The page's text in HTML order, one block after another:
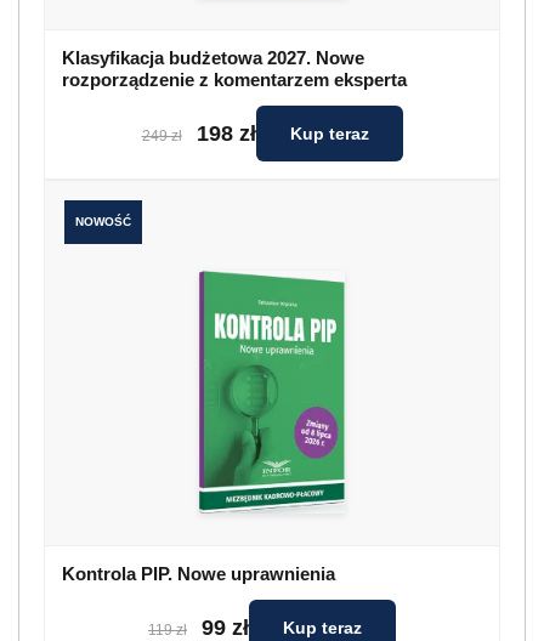
Klasyfikacja budżetowa 2027. Nowe
rozporządzenie z komentarzem eksperta
249 zł 198 zł Kup teraz
NOWOŚĆ
Kontrola PIP. Nowe uprawnienia
119 zł 99 zł Kup teraz